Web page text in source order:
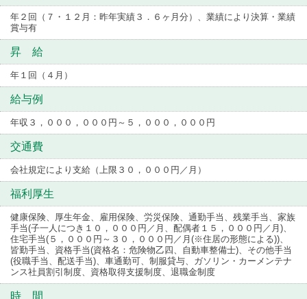
年２回（７・１２月：昨年実績３．６ヶ月分）、業績により決算・業績
賞与有
昇 給
年１回（４月）
給与例
年収３，０００，０００円～５，０００，０００円
交通費
会社規定により支給（上限３０，０００円／月）
福利厚生
健康保険、厚生年金、雇用保険、労災保険、通勤手当、残業手当、家族
手当(子一人につき１０，０００円／月、配偶者１５，０００円／月)、
住宅手当(５，０００円～３０，０００円／月(※住居の形態による))、
皆勤手当、資格手当(資格名：危険物乙四、自動車整備士)、その他手当
(役職手当、配送手当)、車通勤可、制服貸与、ガソリン・カーメンテナ
ンス社員割引制度、資格取得支援制度、退職金制度
時 間